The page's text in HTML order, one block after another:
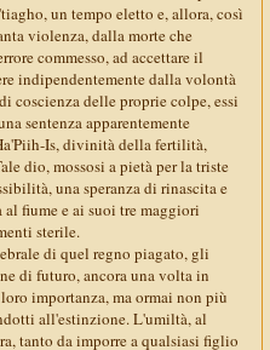
un tempo eletto e, allora, così
violenza, dalla morte che
commesso, ad accettare il
indipendentemente dalla volontà
coscienza delle proprie colpe, essi
sentenza apparentemente
Is, divinità della fertilità,
dio, mossosi a pietà per la triste
una speranza di rinascita e
fiume e ai suoi tre maggiori
sterile.
di quel regno piagato, gli
di futuro, ancora una volta in
importanza, ma ormai non più
all'estinzione. L'umiltà, al
tanto da imporre a qualsiasi figlio